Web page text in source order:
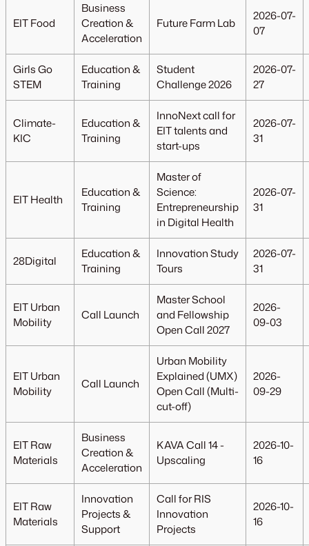
EIT Food
Business
Creation &
Acceleration
Future Farm Lab
2026-07-
07
Girls Go
STEM
Education &
Training
Student
Challenge 2026
2026-07-
27
Climate-
KIC
Education &
Training
InnoNext call for
EIT talents and
start-ups
2026-07-
31
EIT Health
Education &
Training
Master of
Science:
Entrepreneurship
in Digital Health
2026-07-
31
28Digital
Education &
Training
Innovation Study
Tours
2026-07-
31
EIT Urban
Mobility
Call Launch
Master School
and Fellowship
Open Call 2027
2026-
09-03
EIT Urban
Mobility
Call Launch
Urban Mobility
Explained (UMX)
Open Call (Multi-
cut-off)
2026-
09-29
EIT Raw
Materials
Business
Creation &
Acceleration
KAVA Call 14 -
Upscaling
2026-10-
16
EIT Raw
Materials
Innovation
Projects &
Support
Call for RIS
Innovation
Projects
2026-10-
16